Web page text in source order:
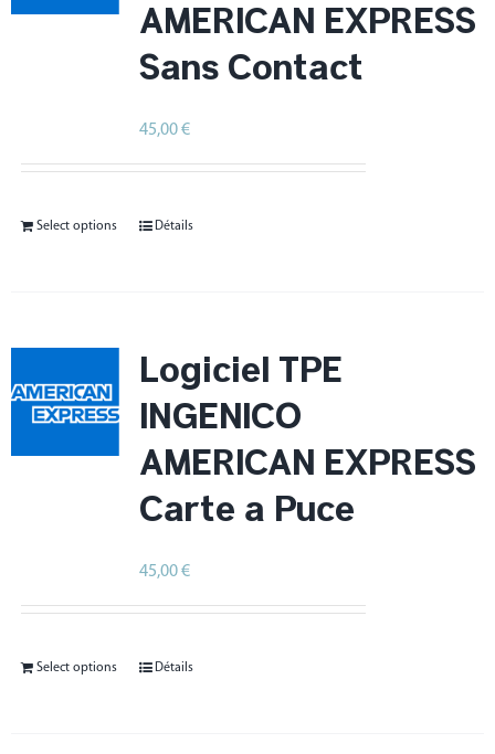
AMERICAN EXPRESS
Sans Contact
45,00€
Select options Détails
Logiciel TPE
INGENICO
AMERICAN EXPRESS
Carte à Puce
45,00€
Select options Détails